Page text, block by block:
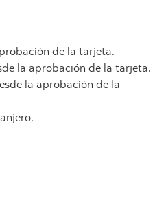
de la tarjeta.
la aprobación de la tarjeta.
la aprobación de la